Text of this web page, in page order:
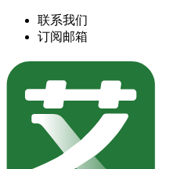
联系我们
订阅邮箱